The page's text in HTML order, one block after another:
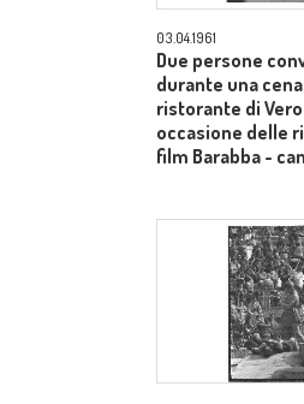
03.04.1961
Due persone
durante una
ristorante di
occasione delle
film Barabba -